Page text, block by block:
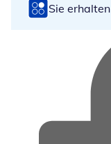
Sie erhalten